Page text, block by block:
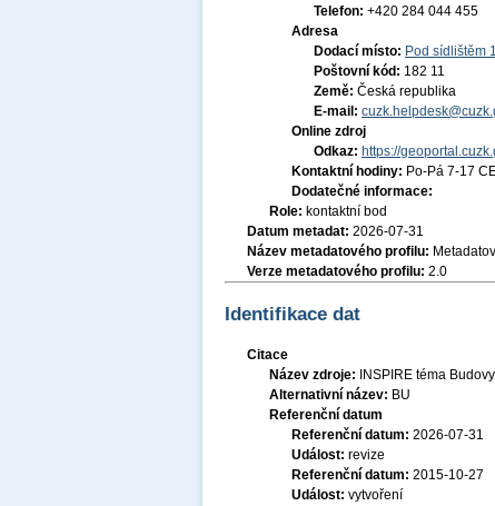
Telefon: +420 284 044 455
Adresa
Dodací místo: Pod sídlištěm
Poštovní kód: 182 11
Země: Česká republika
E-mail:
Online zdroj
Odkaz: https://
Kontaktní hodiny: Po-Pá 7-17
Dodatečné informace:
Role: kontaktní bod
Datum metadat: 2026-07-31
Název metadatového profilu:
Verze metadatového profilu: 2.0
Identifikace dat
Citace
Název zdroje:
INSPIRE téma
Alternativní název: BU
Referenční datum
Referenční datum: 2026-07-31
Událost: revize
Referenční datum: 2015-10-27
Událost: vytvoření